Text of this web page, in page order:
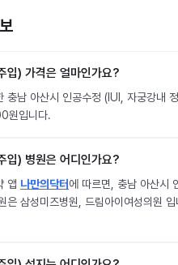
입) 가격은 얼마인가요?
충남 아산시 인공수정 (IUI, 자궁강내
원입니다.
입) 병원은 어디인가요?
앱 나만의닥터에 따르면, 충남 아산시
삼성미즈병원, 드림아이여성의원 입